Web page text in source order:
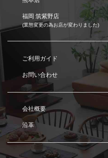
福岡 筑紫野店
(業態変更の為お店が変わりました)
ご利用ガイド
お問い合わせ
会社概要
沿革